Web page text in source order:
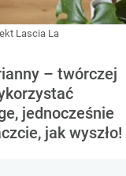
Lascia La
– twórczej
jednocześnie
jak wyszło!